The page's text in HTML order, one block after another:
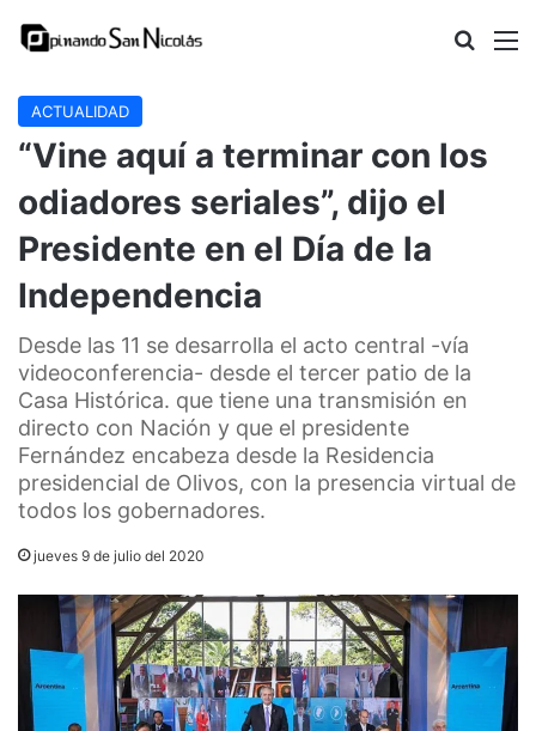
Buscar
ACTUALIDAD
“Vine aquí a terminar con los
odiadores seriales”, dijo el
Presidente en el Día de la
Independencia
Desde las 11 se desarrolla el acto central -vía
videoconferencia- desde el tercer patio de la
Casa Histórica. que tiene una transmisión en
directo con Nación y que el presidente
Fernández encabeza desde la Residencia
presidencial de Olivos, con la presencia virtual de
todos los gobernadores.
jueves 9 de julio del 2020